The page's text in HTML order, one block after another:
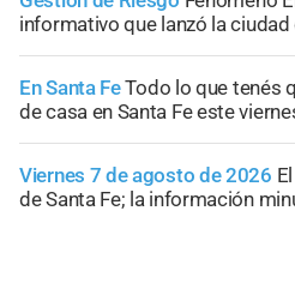
informativo que lanzó la ciudad
En Santa FeTodo lo que tenés
de casa en Santa Fe este
Viernes 7 de agosto de 2026
de Santa Fe; la información